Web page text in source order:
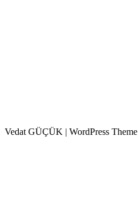
Vedat GÜÇÜK | WordPress Theme